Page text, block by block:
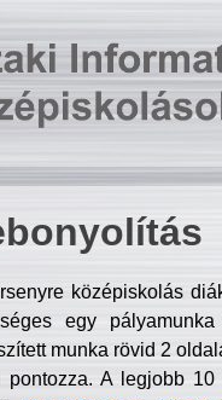
középiskolás
egy
munka rövid 2
pontozza. A legjobb